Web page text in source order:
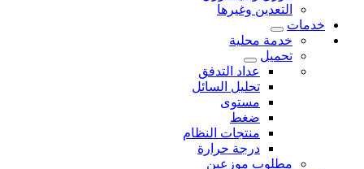
التعدين وغيرها
خدمات
خدمة محلية
تحميل
عداد التدفق
تحليل السائل
مستوى
ضغط
منتجات النظام
درجة حرارة
مطلوب موزعين